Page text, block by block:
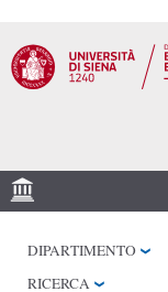
CENTRI DI RICERCA
DIPARTIMENTO
RICERCA